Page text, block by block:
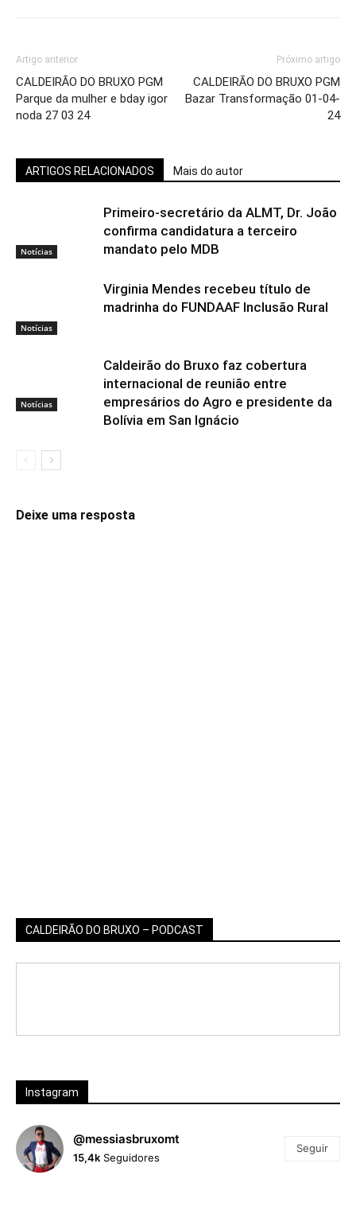
Artigo anterior
CALDEIRÃO DO BRUXO PGM
Parque da mulher e bday igor
noda 27 03 24
Próximo artigo
CALDEIRÃO DO BRUXO PGM
Bazar Transformação 01-04-
24
ARTIGOS RELACIONADOS Mais do autor
Notícias
Primeiro-secretário da ALMT, Dr. João
confirma candidatura a terceiro
mandato pelo MDB
Notícias
Virginia Mendes recebeu título de
madrinha do FUNDAAF Inclusão Rural
Notícias
Caldeirão do Bruxo faz cobertura
internacional de reunião entre
empresários do Agro e presidente da
Bolívia em San Ignácio
Deixe uma resposta
CALDEIRÃO DO BRUXO – PODCAST
Instagram
@messiasbruxomt
15,4k Seguidores
Seguir